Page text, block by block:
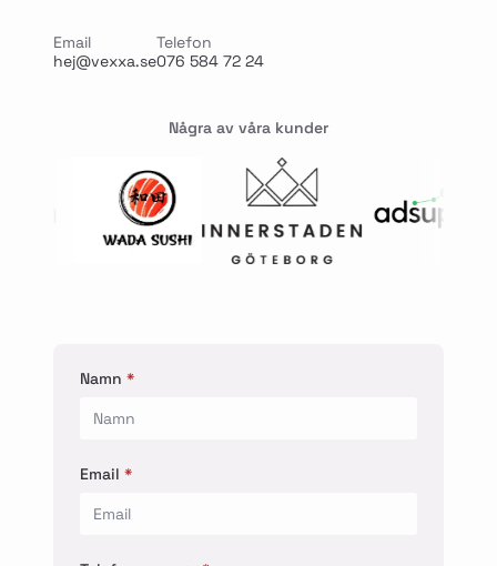
Email
hej@vexxa.se
Telefon
076 584 72 24
Några av våra kunder
Namn *
Email *